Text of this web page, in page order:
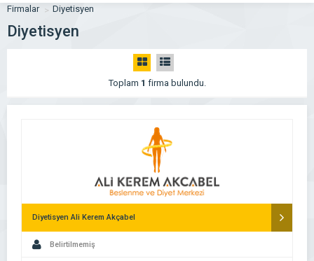
Firmalar Diyetisyen
Diyetisyen
Toplam 1 firma bulundu.
Diyetisyen Ali Kerem Akçabel
Belirtilmemiş